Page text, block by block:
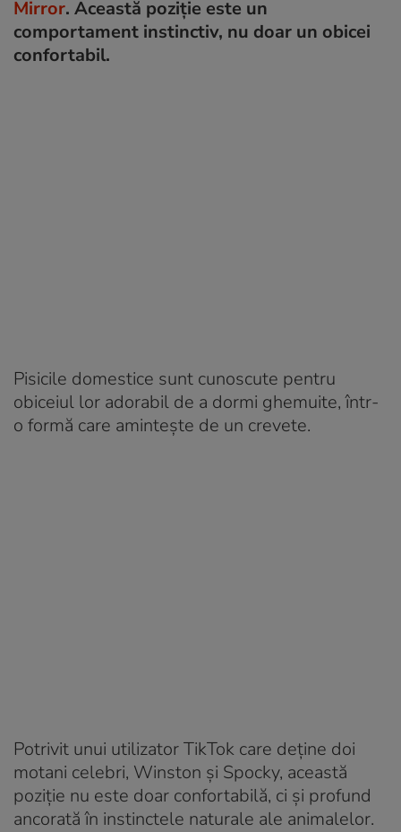
Mirror. Această poziție este un
comportament instinctiv, nu doar un obicei
confortabil.
Pisicile domestice sunt cunoscute pentru
obiceiul lor adorabil de a dormi ghemuite, într-
o formă care amintește de un crevete.
Potrivit unui utilizator TikTok care deține doi
motani celebri, Winston și Spocky, această
poziție nu este doar confortabilă, ci și profund
ancorată în instinctele naturale ale animalelor.